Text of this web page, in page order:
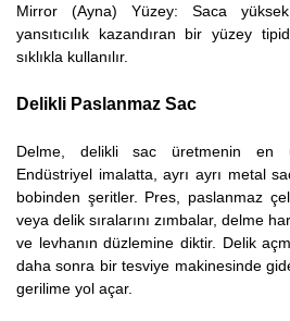
Mirror (Ayna) Yüzey: Saca
yansıtıcılık kazandıran bir yüzey
sıklıkla kullanılır.
Delikli Paslanmaz Sac
Delme, delikli sac üretmenin en
Endüstriyel imalatta, ayrı ayrı metal
bobinden şeritler. Pres, paslanmaz
veya delik sıralarını zımbalar, delme
ve levhanın düzlemine diktir. Delik
daha sonra bir tesviye makinesinde
gerilime yol açar.